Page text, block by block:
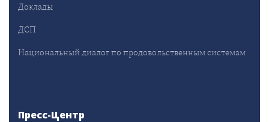
Доклады
ДСП
Национальный диалог по продовольственным системам
Пресс-Центр